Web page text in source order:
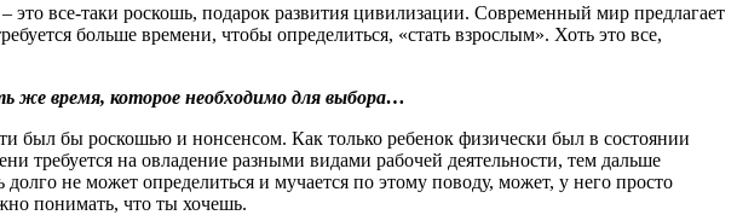
все-таки роскошь, подарок развития цивилизации. Современный мир предлагает
больше времени, чтобы определиться, «стать взрослым». Хоть это все,
же время, которое необходимо для выбора…
был бы роскошью и нонсенсом. Как только ребенок физически был в состоянии
требуется на овладение разными видами рабочей деятельности, тем дальше
не может определиться и мучается по этому поводу, может, у него просто
понимать, что ты хочешь.